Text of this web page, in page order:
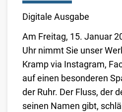
Digitale Ausgabe
Am Freitag, 15. Januar
Uhr nimmt Sie unser
Kramp via Instagram,
auf einen besonderen
der Ruhr. Der Fluss, der
seinen Namen gibt,